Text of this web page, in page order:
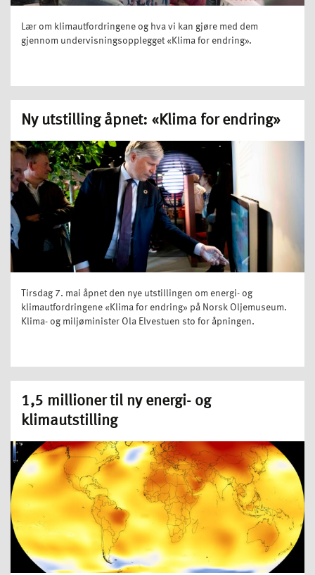
Lær om klimautfordringene og hva vi kan gjøre med dem
gjennom undervisningsopplegget «Klima for endring».
Ny utstilling åpnet: «Klima for endring»
Tirsdag 7. mai åpnet den nye utstillingen om energi- og
klimautfordringene «Klima for endring» på Norsk Oljemuseum.
Klima- og miljøminister Ola Elvestuen sto for åpningen.
1,5 millioner til ny energi- og
klimautstilling